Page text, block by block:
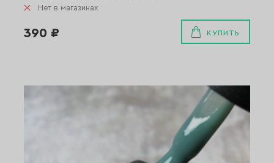
Нет в магазинах
390 ₽ КУПИТЬ